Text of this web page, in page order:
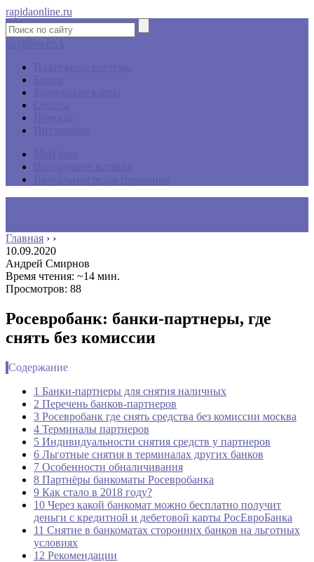
rapidaonline.ru
Главная › ›
10.09.2020
Андрей Смирнов
Время чтения: ~14 мин.
Просмотров: 88
Росевробанк: банки-партнеры, где
снять без комиссии
Содержание
1 Банки-партнеры для снятия наличных
2 Перечень банков-партнеров
3 Росевробанк где снять средства без комиссии москва
4 Терминалы партнеров
5 Индивидуальности снятия средств у партнеров
6 Льготные снятия в терминалах других банков
7 Особенности обналичивания
8 Партнёры банкоматы Росевробанка
9 Как стало в 2018 году?
10 Через какой банкомат можно бесплатно получит
деньги с кредитной и дебетовой карты РосЕвроБанка
11 Снятие в банкоматах сторонних банков на льготных
условиях
12 Рекомендации